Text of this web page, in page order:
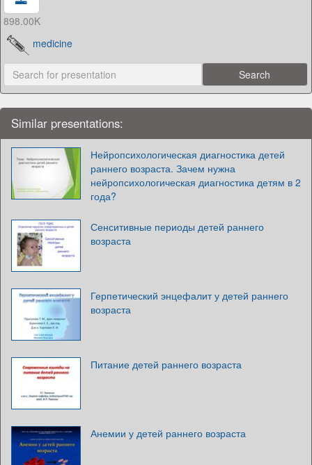
898.00K
medicine
Similar presentations:
Нейропсихологическая диагностика детей
раннего возраста. Зачем нужна
нейропсихологическая диагностика детям в 2
года?
Сенситивные периоды детей раннего
возраста
Герпетический энцефалит у детей раннего
возраста
Питание детей раннего возраста
Анемии у детей раннего возраста